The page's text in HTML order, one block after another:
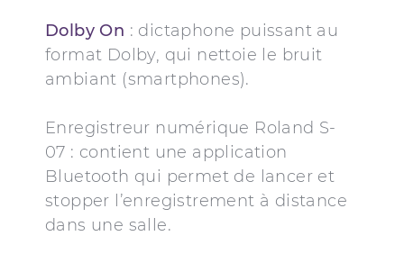
Dolby On : dictaphone puissant au
format Dolby, qui nettoie le bruit
ambiant (smartphones).
Enregistreur numérique Roland S-
07 : contient une application
Bluetooth qui permet de lancer et
stopper l’enregistrement à distance
dans une salle.